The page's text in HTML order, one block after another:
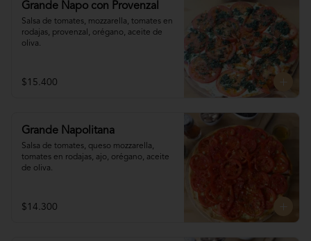
Grande Napo con Provenzal
Salsa de tomates, mozzarella, tomates en
rodajas, provenzal, orégano, aceite de
oliva.
$15.400
Grande Napolitana
Salsa de tomates, queso mozzarella,
tomates en rodajas, ajo, orégano, aceite
de oliva.
$14.300